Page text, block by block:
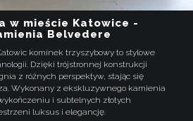
w mieście Katowice -
Belvedere
kominek trzyszybowy to stylowe
Dzięki trójstronnej konstrukcji
z różnych perspektyw, stając się
Wykonany z ekskluzywnego kamienia
i subtelnych złotych
luksus i elegancję.